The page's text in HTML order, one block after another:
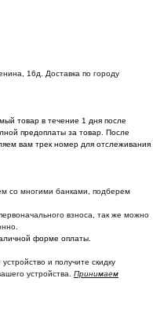
16д. Доставка по городу
товар в течение 1 дня после
предоплаты за товар. После
вам трек номер для отслеживания
со многими банками, подберем
взноса, так же можно
форме оплаты.
и получите скидку
устройства. Принимаем